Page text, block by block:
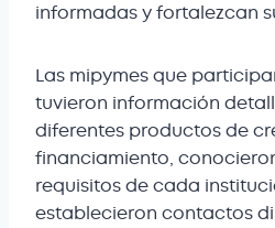
informadas y fortalezcan
Las mipymes que
tuvieron información
diferentes productos de
financiamiento,
requisitos de cada
establecieron contactos